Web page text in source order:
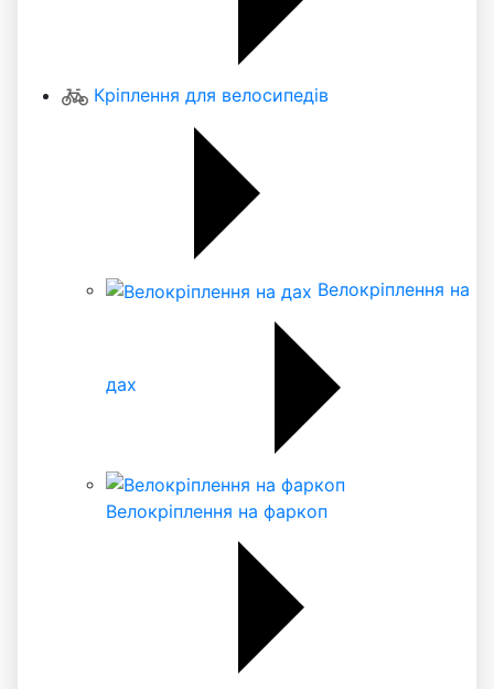
Кріплення для велосипедів
Велокріплення на
дах
Велокріплення на фаркоп